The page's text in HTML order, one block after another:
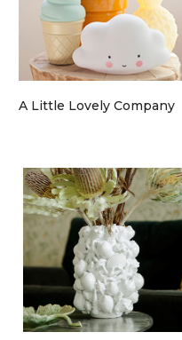
A Little Lovely Company